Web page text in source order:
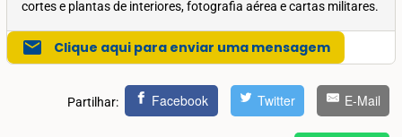
cortes e plantas de interiores, fotografia aérea e cartas militares.
mail Clique aqui para enviar uma mensagem
Partilhar: Facebook Twitter E-Mail